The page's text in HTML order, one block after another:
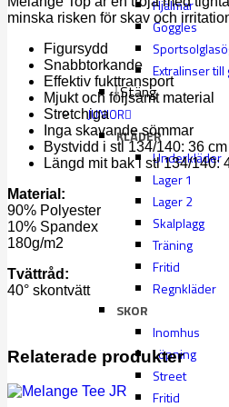
Hjälmar
Goggles
Extralinser till
Stäng
JUNIOR
KLÄDER
Underkläder
Lager 1
Lager 2
Skalplagg
Träning
Fritid
Regnkläder
SKOR
Inomhus
Löpning
Street
Fritid
minska risken för skav och
Figursydd
Snabbtorkande
Effektiv fukttransport
Mjukt och följsamt material
Stretchiga
Inga skavande sömmar
Bystvidd i stl 134/140: 36 cm
Längd mit bak i stl 134/140:
Material:
90% Polyester
10% Spandex
180g/m2
Tvättråd:
40° skontvätt
Relaterade produkter